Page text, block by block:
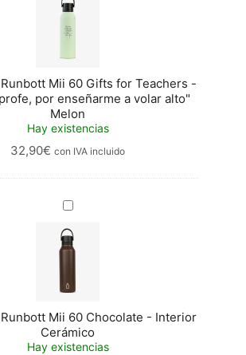
60
Gifts
Teachers
-
"Gracias,
profe,
por
a
Melon
Mii 60 Gifts for Teachers -
por enseñarme a volar alto"
Melon
Hay existencias
32,90€ con IVA incluido
Botella
Mii
60
-
Interior
Cerámico
Mii 60 Chocolate - Interior
Cerámico
Hay existencias